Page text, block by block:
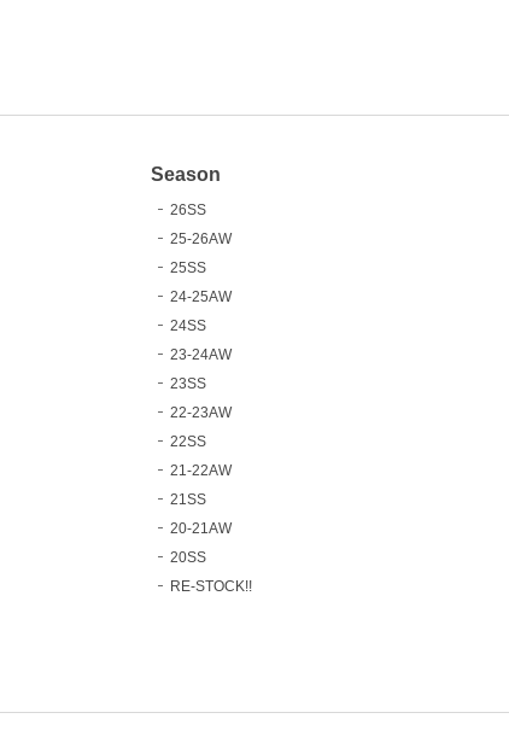
Season
26SS
25-26AW
25SS
24-25AW
24SS
23-24AW
23SS
22-23AW
22SS
21-22AW
21SS
20-21AW
20SS
RE-STOCK!!